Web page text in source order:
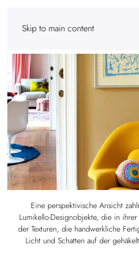
Skip to main content
Eine perspektivische Ansicht
Lumikello-Designobjekte, die in
der Texturen, die handwerkliche
Licht und Schatten auf der